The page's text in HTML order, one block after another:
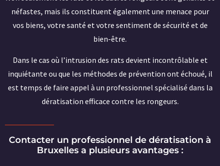
néfastes, mais ils constituent également une menace pour
vos biens, votre santé et votre sentiment de sécurité et de
bien-être.
Dans le cas où l’intrusion des rats devient incontrôlable et
inquiétante ou que les méthodes de prévention ont échoué, il
est temps de faire appel à un professionnel spécialisé dans la
dératisation efficace contre les rongeurs.
Contacter un professionnel de dératisation à
Bruxelles a plusieurs avantages :